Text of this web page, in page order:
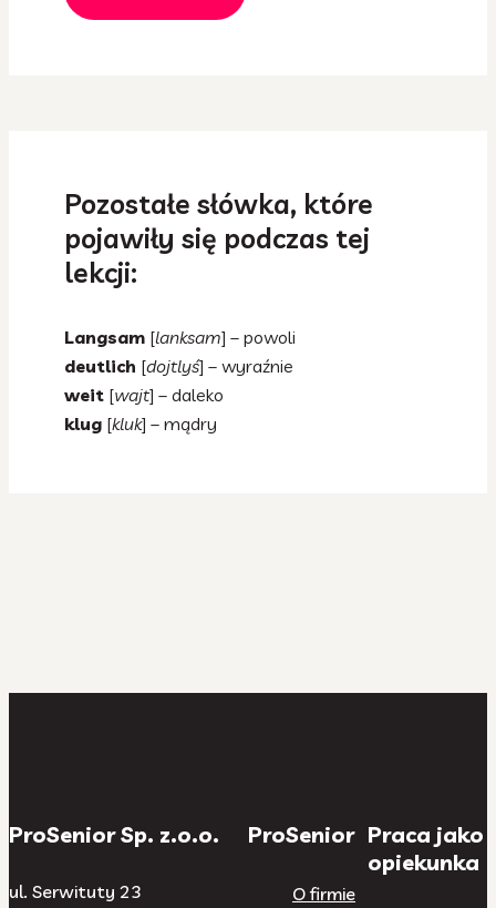
Pozostałe słówka, które
pojawiły się podczas tej
lekcji:
Langsam [lanksam] – powoli
deutlich [dojtlyś] – wyraźnie
weit [wajt] – daleko
klug [kluk] – mądry
ProSenior Sp. z.o.o.
ul. Serwituty 23
ProSenior
O firmie
Praca jako
opiekunka